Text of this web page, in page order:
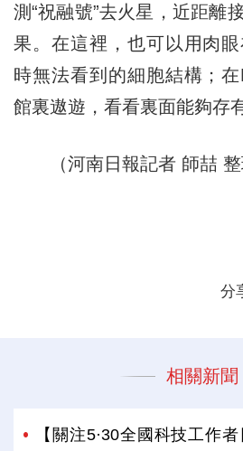
測“祝融號”去火星，近距離
果。在這裡，也可以用肉
時無法看到的細胞結構；
館裏遨遊，看看裏面能夠存
（河南日報記者 師喆 整
分
相關新聞
【關注5·30全國科技工作